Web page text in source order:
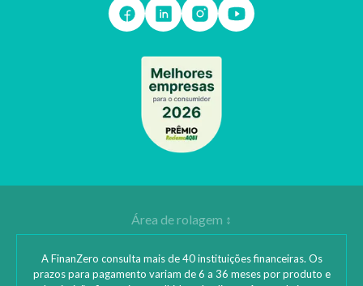
A FinanZero consulta mais de 40 instituições financeiras. Os
prazos para pagamento variam de 6 a 36 meses por produto e